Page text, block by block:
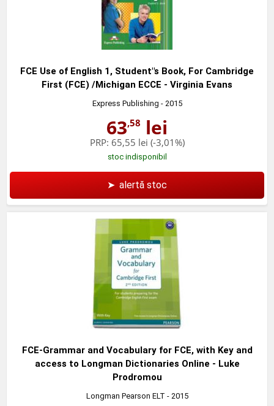
FCE Use of English 1, Student"s Book, For Cambridge
First (FCE) /Michigan ECCE - Virginia Evans
Express Publishing - 2015
63,58 lei
PRP: 65,55 lei (-3,01%)
stoc indisponibil
➤ alertă stoc
FCE-Grammar and Vocabulary for FCE, with Key and
access to Longman Dictionaries Online - Luke
Prodromou
Longman Pearson ELT - 2015